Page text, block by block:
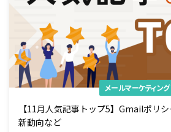
メールマーケティング
【11月人気記事トップ5】Gmailポリ
新動向など